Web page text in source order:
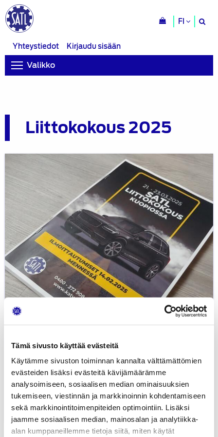
Tämä sivusto käyttää evästeitä
Käytämme sivuston toiminnan kannalta välttämättömien
evästeiden lisäksi evästeitä kävijämäärämme
analysoimiseen, sosiaalisen median ominaisuuksien
tukemiseen, viestinnän ja markkinoinnin kohdentamiseen
sekä markkinointitoimenpiteiden optimointiin. Lisäksi
jaamme sosiaalisen median, mainosalan ja analytiikka-
alan kumppaneillemme tietoja siitä, miten käytät
FI
Yhteystiedot
Kirjaudu sisään
Valikko
Liittokokous 2025
Suomen Autoteknillinen Liitto myönsi
tunnustuksen...
25.03.2025 MEDIATIEDOTTEET UUTISET
Suomen
Liitto
myönsi
sähköajoneuvojen
korjauksessa
vahvasti
vaikuttaneelle
henkilölle